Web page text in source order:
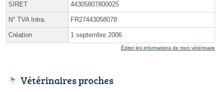
SIRET 44305807800025
N° TVA Intra. FR27443058078
Création 1 septembre 2006
Éditer les informations de mon vétérinaire
Vétérinaires proches